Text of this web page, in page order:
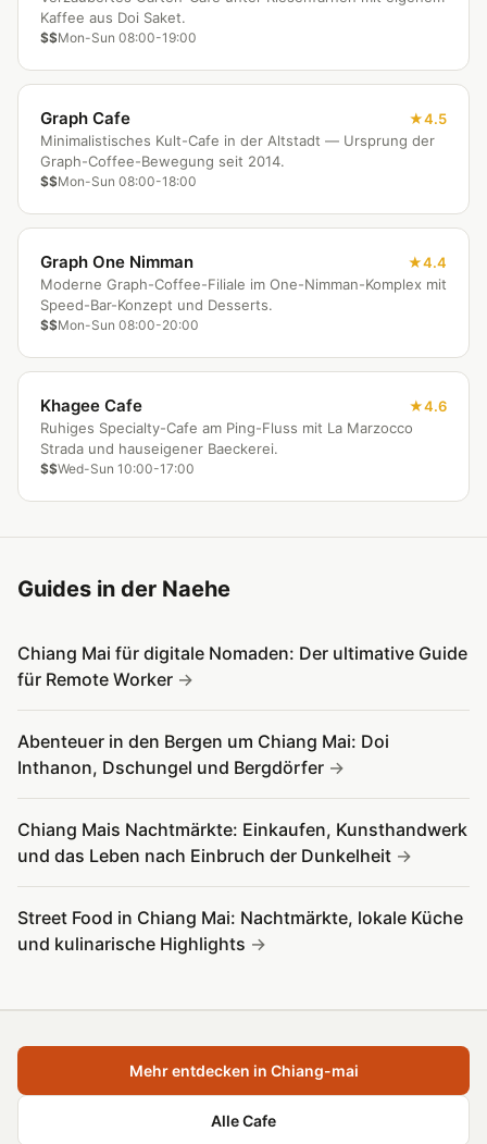
Kaffee aus Doi Saket.
$$Mon-Sun 08:00-19:00
Graph Cafe
4.5
Minimalistisches Kult-Cafe in der Altstadt — Ursprung der
Graph-Coffee-Bewegung seit 2014.
$$Mon-Sun 08:00-18:00
Graph One Nimman
4.4
Moderne Graph-Coffee-Filiale im One-Nimman-Komplex mit
Speed-Bar-Konzept und Desserts.
$$Mon-Sun 08:00-20:00
Khagee Cafe
4.6
Ruhiges Specialty-Cafe am Ping-Fluss mit La Marzocco
Strada und hauseigener Baeckerei.
$$Wed-Sun 10:00-17:00
Guides in der Naehe
Chiang Mai für digitale Nomaden: Der ultimative Guide
für Remote Worker
Abenteuer in den Bergen um Chiang Mai: Doi
Inthanon, Dschungel und Bergdörfer
Chiang Mais Nachtmärkte: Einkaufen, Kunsthandwerk
und das Leben nach Einbruch der Dunkelheit
Street Food in Chiang Mai: Nachtmärkte, lokale Küche
und kulinarische Highlights
Mehr entdecken in Chiang-mai
Alle Cafe